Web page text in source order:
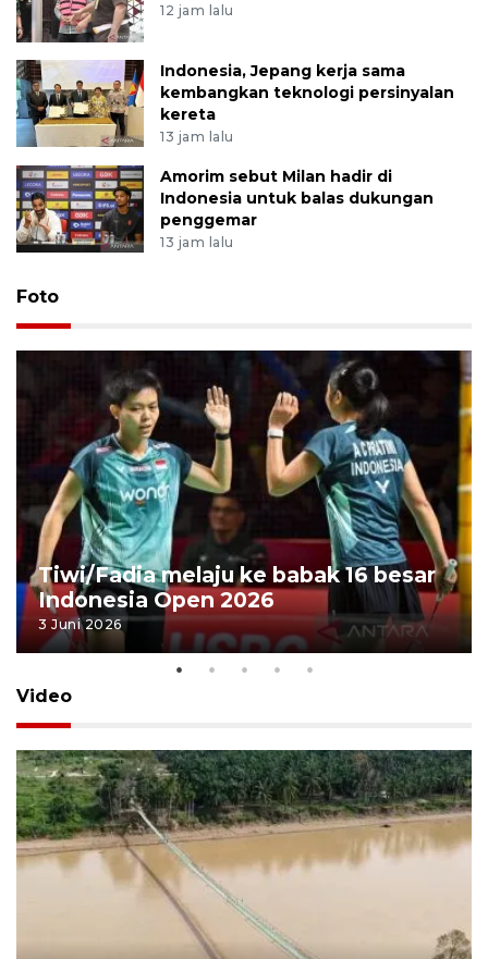
12 jam lalu
Indonesia, Jepang kerja sama
kembangkan teknologi persinyalan
kereta
13 jam lalu
Amorim sebut Milan hadir di
Indonesia untuk balas dukungan
penggemar
13 jam lalu
Foto
Tiwi/Fadia melaju ke babak 16 besar
Indonesia Open 2026
3 Juni 2026
Video